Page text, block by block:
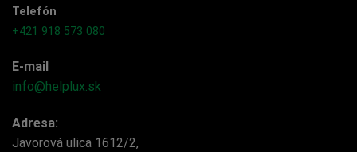
Telefón
+421 918 573 080
E-mail
info@helplux.sk
Adresa:
Javorová ulica 1612/2,